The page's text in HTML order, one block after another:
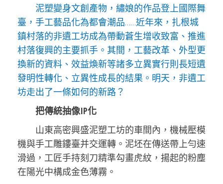
泥塑變身文創產物，繡娘的作品登上國際舞
臺，手工藝品化為都會潮品……近年來，扎根城
鎮村落的非遺工坊成為帶動蒼生增收致富、推進
村落復興的主要抓手。其間，工藝改革、外型更
換新的資料、效益煥新等諸多立異實行則長短遺
發明性轉化、立異性成長的結果。明天，非遺工
坊走出了一條如何的新路？
把傳統抽像IP化
山東高密興盛泥塑工坊的車間內，機械壓模
機與手工雕鏤臺并交運轉。泥坯在傳送帶上勻速
滑過，工匠手持刻刀精準勾畫虎紋，揚起的粉塵
在陽光中構成金色薄霧。